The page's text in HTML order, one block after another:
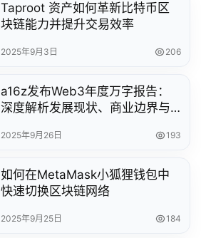
Taproot 资产如何革新比特币区
块链能力并提升交易效率
2025年9月3日 206
a16z发布Web3年度万字报告：
深度解析发展现状、商业边界与
2025年9月26日 193
如何在MetaMask小狐狸钱包中
快速切换区块链网络
2025年9月25日 184